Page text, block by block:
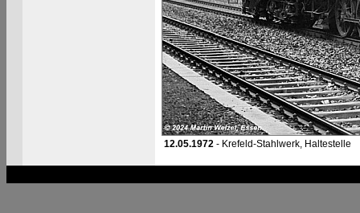
12.05.1972- Krefeld-Stahlwerk, Haltestelle